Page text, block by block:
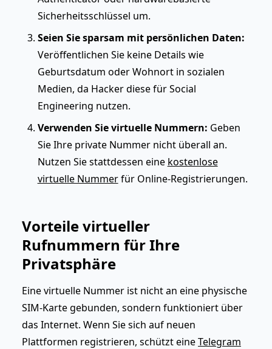
Sicherheitsschlüssel um.
Seien Sie sparsam mit persönlichen Daten:
Veröffentlichen Sie keine Details wie
Geburtsdatum oder Wohnort in sozialen
Medien, da Hacker diese für Social
Engineering nutzen.
Verwenden Sie virtuelle Nummern: Geben
Sie Ihre private Nummer nicht überall an.
Nutzen Sie stattdessen eine kostenlose
virtuelle Nummerfür Online-Registrierungen.
Vorteile virtueller
Rufnummern für Ihre
Privatsphäre
Eine virtuelle Nummer ist nicht an eine physische
SIM-Karte gebunden, sondern funktioniert über
das Internet. Wenn Sie sich auf neuen
Plattformen registrieren, schützt eineTelegram